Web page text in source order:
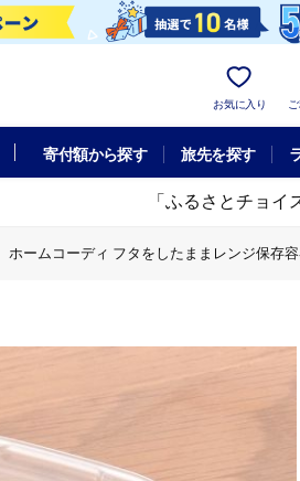
お気に入り
寄付額から探す 旅先を探す
「ふるさとチョイ
ホームコーディ フタをしたままレンジ保存